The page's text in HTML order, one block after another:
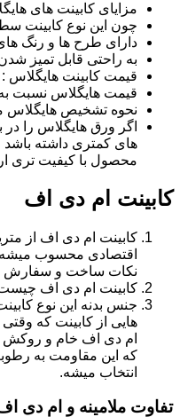
مزایای کابینت های
چون این نوع کابینت
دارای طرح ها و رنگ
به راحتی قابل تمیز
قیمت کابینت هایگلاس :
قیمت هایگلاس نسبت
نحوه تشخیص هایگلاس
اگر ورق هایگلاس را
های کمتری داشته
محصول با کیفیت تری
کابینت ام دی اف
اقتصادی محسوب میشه.
نکات ساخت و سفارش
کابینت ام دی اف
هایی از کابینت که
ام دی اف خام و روکش
انتخاب میشه.
تفاوت ملامینه و ام دی